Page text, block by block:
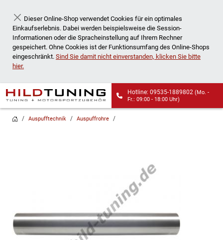
Schließen
Dieser Online-Shop verwendet Cookies für ein optimales
Einkaufserlebnis. Dabei werden beispielsweise die Session-
Informationen oder die Spracheinstellung auf Ihrem Rechner
gespeichert. Ohne Cookies ist der Funktionsumfang des Online-Shops
eingeschränkt. Sind Sie damit nicht einverstanden, klicken Sie bitte
hier.
Hotline: 09535-1889802(Mo. -
Fr.: 09:00 - 18:00 Uhr)
Auspufftechnik Auspuffrohre